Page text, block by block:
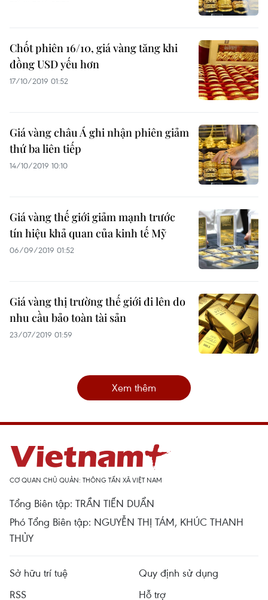
Chốt phiên 16/10, giá vàng tăng khi
đồng USD yếu hơn
17/10/2019 01:52
Giá vàng châu Á ghi nhận phiên giảm
thứ ba liên tiếp
14/10/2019 10:10
Giá vàng thế giới giảm mạnh trước
tín hiệu khả quan của kinh tế Mỹ
06/09/2019 01:52
Giá vàng thị trường thế giới đi lên do
nhu cầu bảo toàn tài sản
23/07/2019 01:59
Xem thêm
CƠ QUAN CHỦ QUẢN: THÔNG TẤN XÃ VIỆT NAM
Tổng Biên tập: TRẦN TIẾN DUẨN
Phó Tổng Biên tập: NGUYỄN THỊ TÁM, KHÚC THANH
THỦY
Sở hữu trí tuệ
Quy định sử dụng
RSS
Hỗ trợ